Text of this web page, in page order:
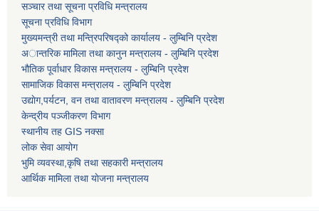
सञ्चार तथा सूचना प्रविधि मन्त्रालय
सूचना प्रविधि विभाग
मुख्यमन्त्री तथा मन्त्रिपरिषद्को कार्यालय - लुम्बिनि प्रदेश
अान्तरिक मामिला तथा कानुन मन्त्रालय - लुम्बिनि प्रदेश
भौतिक पूर्वाधार विकास मन्त्रालय - लुम्बिनि प्रदेश
सामाजिक विकास मन्त्रालय - लुम्बिनि प्रदेश
उद्याेग,पर्यटन, वन तथा वातावरण मन्त्रालय - लुम्बिनि प्रदेश
केन्द्रीय पञ्जीकरण विभाग
स्थानीय तह GIS नक्सा
लोक सेवा आयोग
भुमि व्यवस्था,कृषि तथा सहकारी मन्त्रालय
आर्थिक मामिला तथा याेजना मन्त्रालय